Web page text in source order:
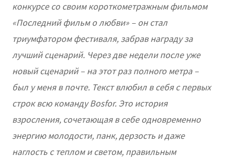
конкурсе со своим короткометражным фильмом
«Последний фильм о любви» – он стал
триумфатором фестиваля, забрав награду за
лучший сценарий. Через две недели после уже
новый сценарий – на этот раз полного метра –
был у меня в почте. Текст влюбил в себя с первых
строк всю команду Bosfor. Это история
взросления, сочетающая в себе одновременно
энергию молодости, панк, дерзость и даже
наглость с теплом и светом, правильным